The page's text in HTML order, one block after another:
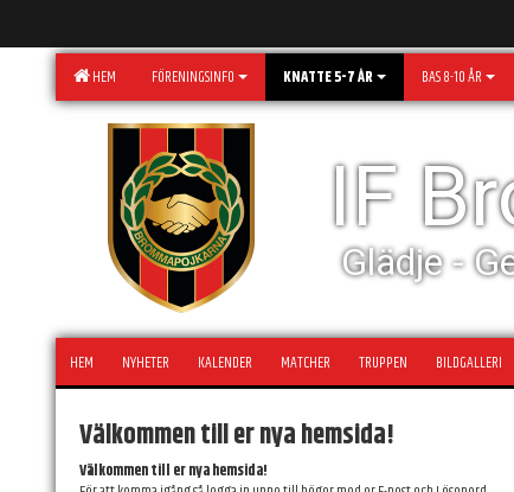
HEM FÖRENINGSINFO KNATTE 5-7 ÅR BAS 8-10 ÅR
IF
Glädje -
HEM NYHETER KALENDER MATCHER TRUPPEN BILDGALLERI
Välkommen till er nya hemsida!
Välkommen till er nya hemsida!